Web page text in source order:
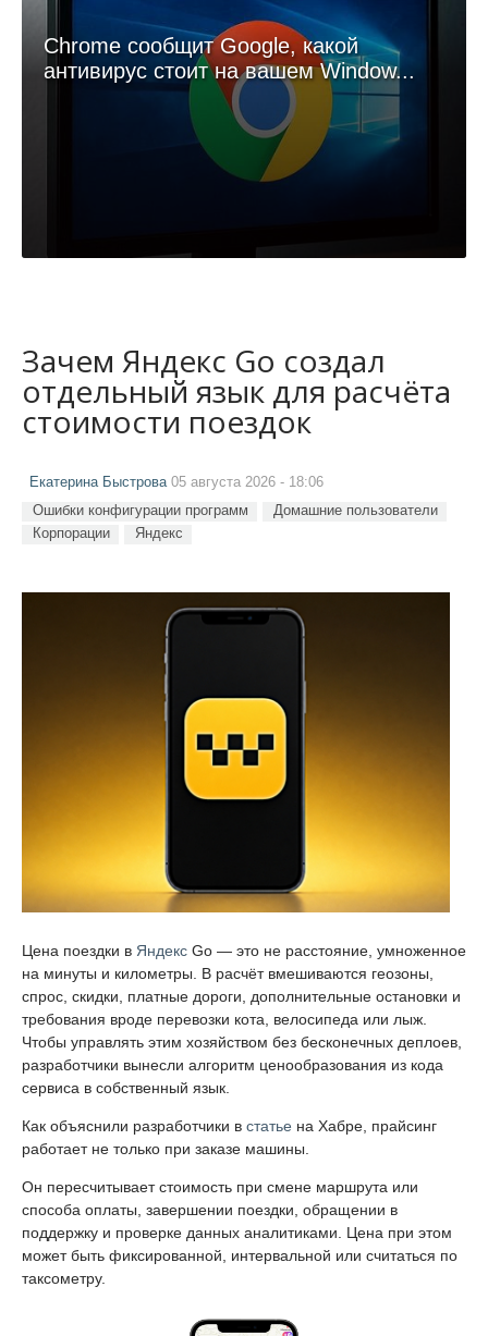
Chrome сообщит Google, какой
антивирус стоит на вашем Window...
Зачем Яндекс Go создал
отдельный язык для расчёта
стоимости поездок
Екатерина Быстрова 05 августа 2026 - 18:06
Ошибки конфигурации программ
Домашние пользователи
Корпорации
Яндекс
Цена поездки в Яндекс Go — это не расстояние, умноженное
на минуты и километры. В расчёт вмешиваются геозоны,
спрос, скидки, платные дороги, дополнительные остановки и
требования вроде перевозки кота, велосипеда или лыж.
Чтобы управлять этим хозяйством без бесконечных деплоев,
разработчики вынесли алгоритм ценообразования из кода
сервиса в собственный язык.
Как объяснили разработчики в статье на Хабре, прайсинг
работает не только при заказе машины.
Он пересчитывает стоимость при смене маршрута или
способа оплаты, завершении поездки, обращении в
поддержку и проверке данных аналитиками. Цена при этом
может быть фиксированной, интервальной или считаться по
таксометру.